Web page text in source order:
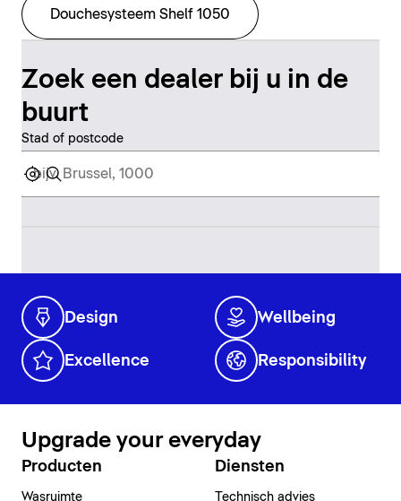
Douchesysteem Shelf 1050
Zoek een dealer bij u in de
buurt
Stad of postcode
Design Wellbeing
Excellence Responsibility
Upgrade your everyday
Producten
Wasruimte
Diensten
Technisch advies